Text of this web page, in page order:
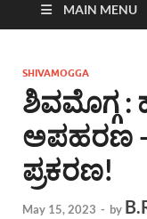
MAIN MENU
SHIVAMOGGA
ಶಿವಮೊಗ್ಗ
ಅಪಹರಣ
ಪ್ರಕರಣ!
May 15, 2023 - by